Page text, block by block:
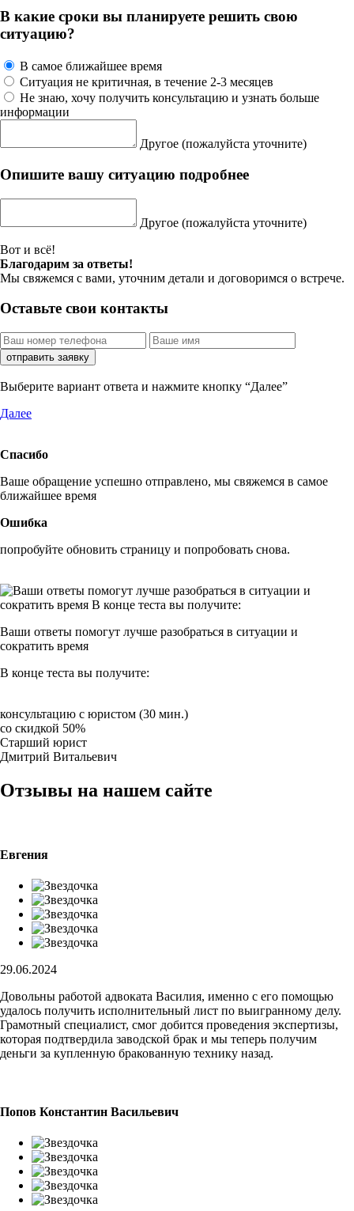
В какие сроки вы планируете решить свою
ситуацию?
В самое ближайшее время
Ситуация не критичная, в течение 2-3 месяцев
Не знаю, хочу получить консультацию и узнать больше
информации
Другое (пожалуйста уточните)
Опишите вашу ситуацию подробнее
Другое (пожалуйста уточните)
Вот и всё!
Благодарим за ответы!
Мы свяжемся с вами, уточним детали и договоримся о встрече.
Оставьте свои контакты
отправить заявку
Выберите вариант ответа и нажмите кнопку “Далее”
Далее
Спасибо
Ваше обращение успешно отправлено, мы свяжемся в самое
ближайшее время
Ошибка
попробуйте обновить страницу и попробовать снова.
Ваши ответы помогут лучше разобраться в ситуации и
сократить время
В конце теста вы получите:
консультацию с юристом (30 мин.)
со скидкой 50%
Старший юрист
Дмитрий Витальевич
Отзывы на нашем сайте
Евгения
29.06.2024
Довольны работой адвоката Василия, именно с его помощью
удалось получить исполнительный лист по выигранному делу.
Грамотный специалист, смог добится проведения экспертизы,
которая подтвердила заводской брак и мы теперь получим
деньги за купленную бракованную технику назад.
Попов Константин Васильевич